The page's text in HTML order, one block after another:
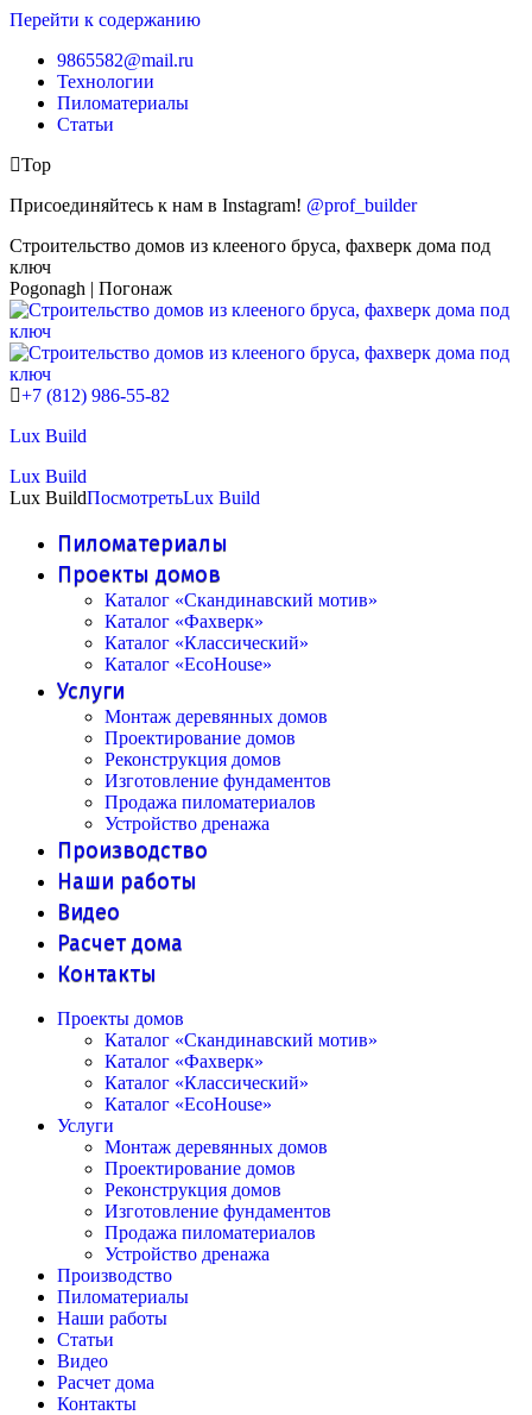
Перейти к содержанию
9865582@mail.ru
Технологии
Пиломатериалы
Статьи
Top
Присоединяйтесь к нам в Instagram! @prof_builder
Строительство домов из клееного бруса, фахверк дома под
ключ
Pogonagh | Погонаж
+7 (812) 986-55-82
Lux Build
Lux Build
Lux BuildПосмотретьLux Build
Пиломатериалы
Проекты домов
Каталог «Скандинавский мотив»
Каталог «Фахверк»
Каталог «Классический»
Каталог «EcoHouse»
Услуги
Монтаж деревянных домов
Проектирование домов
Реконструкция домов
Изготовление фундаментов
Продажа пиломатериалов
Устройство дренажа
Производство
Наши работы
Видео
Расчет дома
Контакты
Проекты домов
Каталог «Скандинавский мотив»
Каталог «Фахверк»
Каталог «Классический»
Каталог «EcoHouse»
Услуги
Монтаж деревянных домов
Проектирование домов
Реконструкция домов
Изготовление фундаментов
Продажа пиломатериалов
Устройство дренажа
Производство
Пиломатериалы
Наши работы
Статьи
Видео
Расчет дома
Контакты